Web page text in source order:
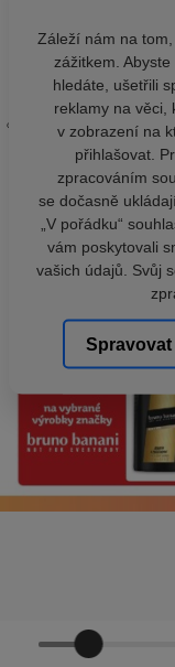
Záleží nám na
zážitkem.
hledáte, ušetřili
reklamy na věci,
v zobrazení na
přihlašovat.
zpracováním
se dočasně
„V pořádku“
vám poskytovali
vašich údajů. Svůj